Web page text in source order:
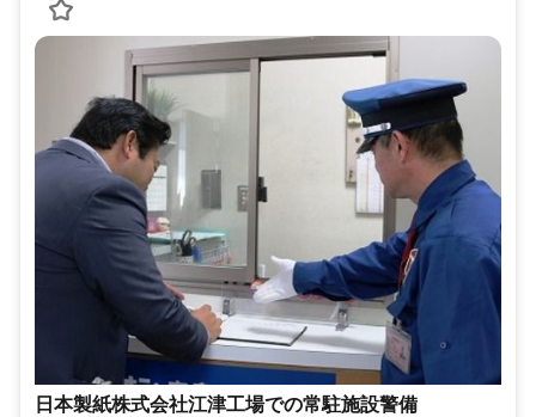
日本製紙株式会社江津工場での常駐施設警備